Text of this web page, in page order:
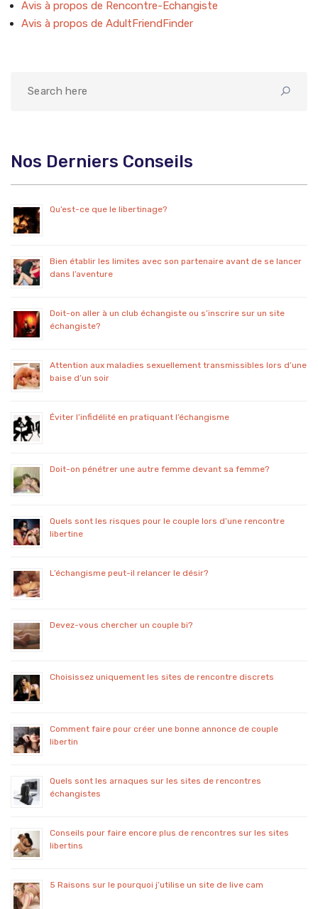
Avis à propos de Rencontre-Echangiste
Avis à propos de AdultFriendFinder
Nos Derniers Conseils
Qu’est-ce que le libertinage?
Bien établir les limites avec son partenaire avant de se lancer
dans l’aventure
Doit-on aller à un club échangiste ou s’inscrire sur un site
échangiste?
Attention aux maladies sexuellement transmissibles lors d’une
baise d’un soir
Éviter l’infidélité en pratiquant l’échangisme
Doit-on pénétrer une autre femme devant sa femme?
Quels sont les risques pour le couple lors d’une rencontre
libertine
L’échangisme peut-il relancer le désir?
Devez-vous chercher un couple bi?
Choisissez uniquement les sites de rencontre discrets
Comment faire pour créer une bonne annonce de couple
libertin
Quels sont les arnaques sur les sites de rencontres
échangistes
Conseils pour faire encore plus de rencontres sur les sites
libertins
5 Raisons sur le pourquoi j’utilise un site de live cam